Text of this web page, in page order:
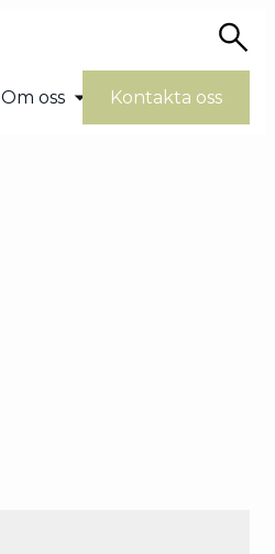
Om oss Kontakta oss